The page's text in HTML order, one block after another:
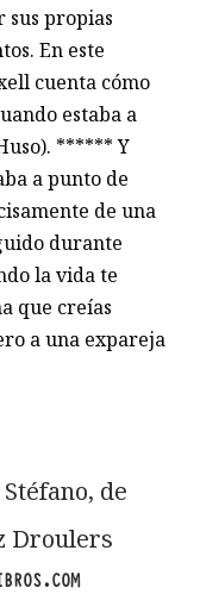
sus propias
En este
cuenta cómo
estaba a
****** Y
a punto de
de una
durante
la vida te
que creías
a una expareja
de
Droulers